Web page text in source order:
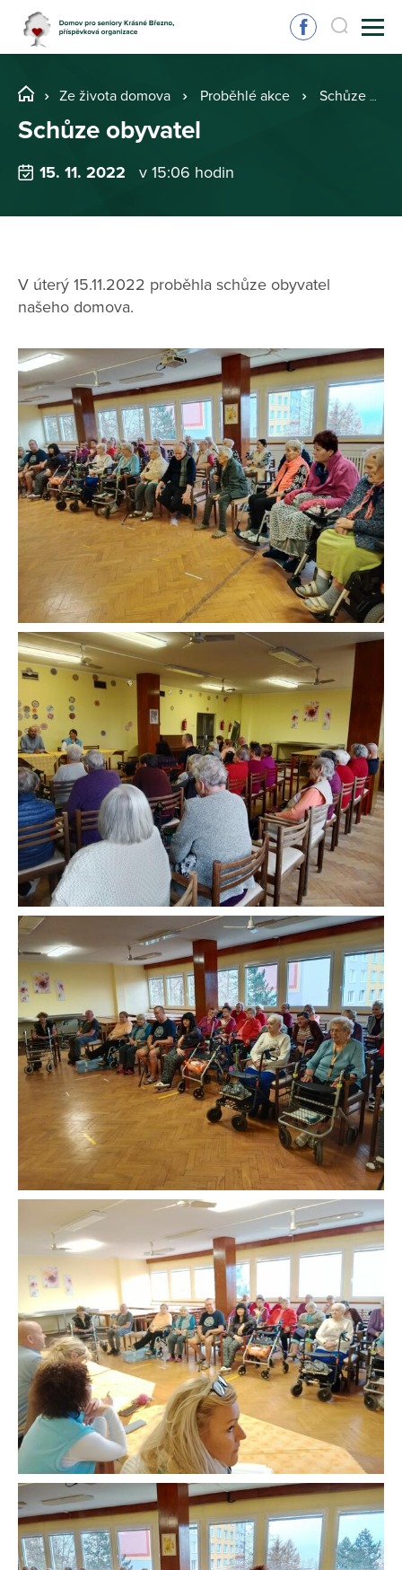
Ze života domova Proběhlé akce Schůze obyvatel
Schůze obyvatel
15. 11. 2022 v 15:06 hodin
V úterý 15.11.2022 proběhla schůze obyvatel
našeho domova.